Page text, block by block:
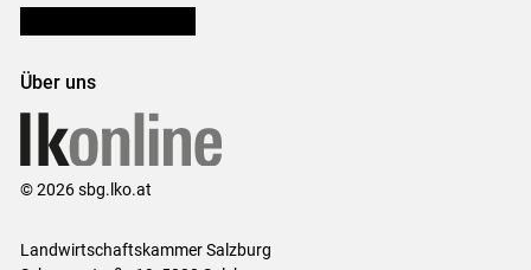
Über uns
© 2026 sbg.lko.at
Landwirtschaftskammer Salzburg